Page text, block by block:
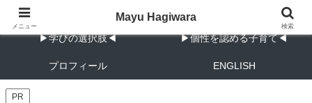
教育と子育ての実践メモ
▶︎学びの選択肢◀︎ ▶︎個性を認める子育て◀︎
プロフィール ENGLISH
PR
メニュー
Mayu Hagiwara
検索